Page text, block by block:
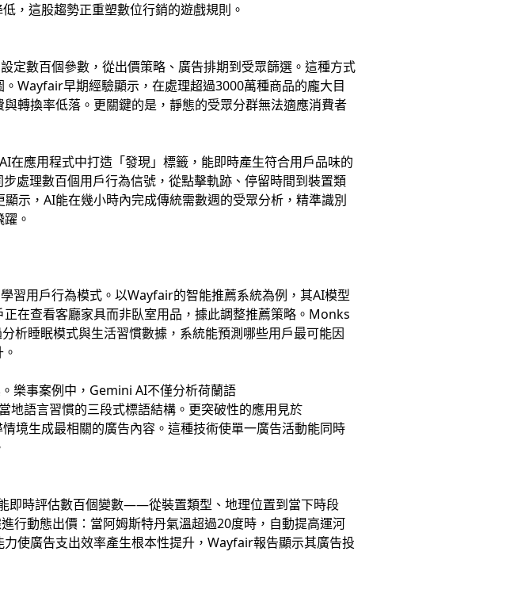
，這股趨勢正重塑數位行銷的遊戲規則。
定數百個參數，從出價策略、廣告排期到受眾篩選。這種方式
Wayfair早期經驗顯示，在處理超過3000萬種商品的龐大目
轉換率低落。更關鍵的是，靜態的受眾分群無法適應消費者
應用程式中打造「發現」標籤，能即時產生符合用戶品味的
處理數百個用戶行為信號，從點擊軌跡、停留時間到裝置類
示，AI能在幾小時內完成傳統需數週的受眾分析，精準識別
。
習用戶行為模式。以Wayfair的智能推薦系統為例，其AI模型
在查看客廳家具而非臥室用品，據此調整推薦策略。Monks
析睡眠模式與生活習慣數據，系統能預測哪些用戶最可能因
樂事案例中，Gemini AI不僅分析荷蘭語
地語言習慣的三段式標語結構。更突破性的應用見於
境生成最相關的廣告內容。這種技術使單一廣告活動能同時
即時評估數百個變數——從裝置類型、地理位置到當下時段
動態出價：當阿姆斯特丹氣溫超過20度時，自動提高運河
使廣告支出效率產生根本性提升，Wayfair報告顯示其廣告投